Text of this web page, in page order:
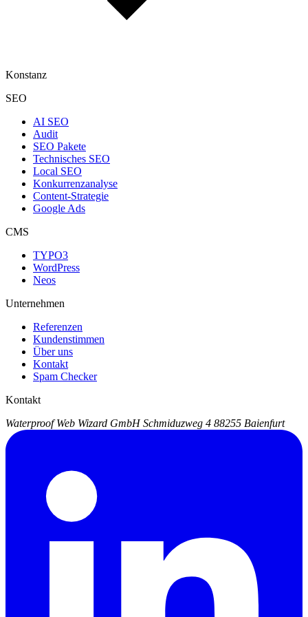
Konstanz
SEO
AI SEO
Audit
SEO Pakete
Technisches SEO
Local SEO
Konkurrenzanalyse
Content-Strategie
Google Ads
CMS
TYPO3
WordPress
Neos
Unternehmen
Referenzen
Kundenstimmen
Über uns
Kontakt
Spam Checker
Kontakt
Waterproof Web Wizard GmbH Schmiduzweg 4 88255 Baienfurt